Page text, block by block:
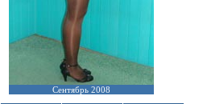
Сентябрь 2008